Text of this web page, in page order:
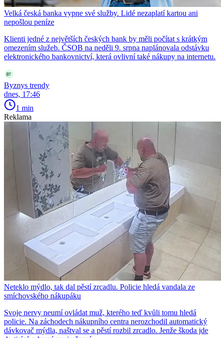
Velká česká banka vypne své služby. Lidé nezaplatí kartou ani
nepošlou peníze
Klienti jedné z největších českých bank by měli počítat s krátkým
omezením služeb. ČSOB na neděli 9. srpna naplánovala odstávku
elektronického bankovnictví, která ovlivní také nákupy na internetu.
Byznys trendy
dnes, 17:46
1 min
Reklama
Neteklo mýdlo, tak dal pěstí zrcadlu. Policie hledá vandala ze
smíchovského nákupáku
Svoje nervy neumí ovládat muž, kterého teď kvůli tomu hledá
policie. Na záchodech nákupního centra nerozchodil automatický
dávkovač mýdla, naštval se a pěstí rozbil zrcadlo. Jenže škoda jde